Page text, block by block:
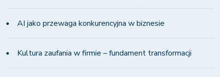
AI jako przewaga konkurencyjna w biznesie
Kultura zaufania w firmie – fundament transformacji